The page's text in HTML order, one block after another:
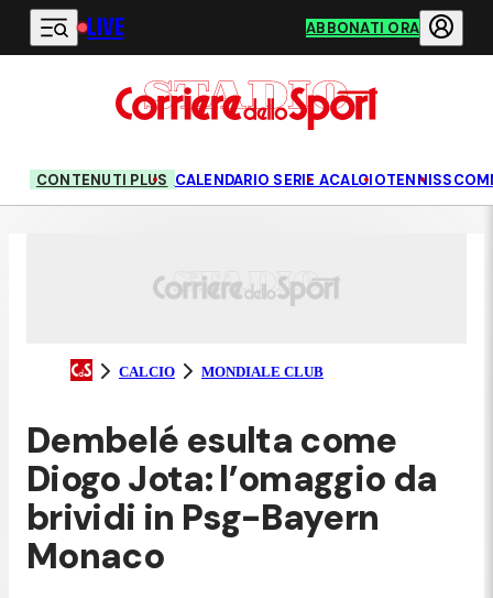
Vai al contenuto principale
LIVE ABBONATI ORA
CONTENUTI PLUS CALENDARIO SERIE ACALCIOTENNIS
CALCIO MONDIALE CLUB
Dembelé esulta come
Diogo Jota: l’omaggio da
brividi in Psg-Bayern
Monaco